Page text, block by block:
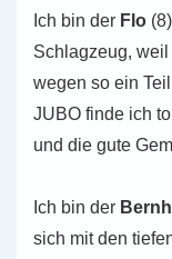
Ich bin der Flo
Schlag­zeug,
we­gen so ein
JUBO finde ich
und die gute
Ich bin der
sich mit den